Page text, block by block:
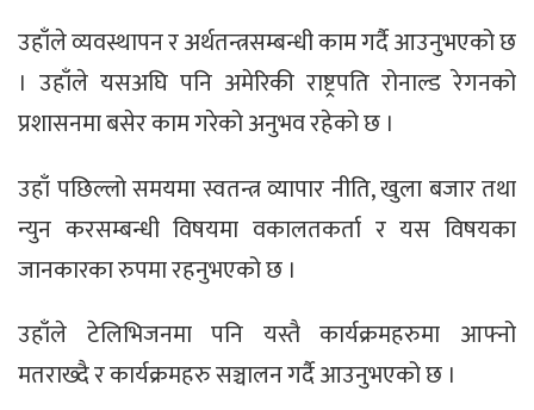
उहाँले व्यवस्थापन र अर्थतन्त्रसम्बन्धी काम गर्दै आउनुभएको छ
। उहाँले यसअघि पनि अमेरिकी राष्ट्रपति रोनाल्ड रेगनको
प्रशासनमा बसेर काम गरेको अनुभव रहेको छ ।
उहाँ पछिल्लो समयमा स्वतन्त्र व्यापार नीति, खुला बजार तथा
न्युन करसम्बन्धी विषयमा वकालतकर्ता र यस विषयका
जानकारका रुपमा रहनुभएको छ ।
उहाँले टेलिभिजनमा पनि यस्तै कार्यक्रमहरुमा आफ्नो
मतराख्दै र कार्यक्रमहरु सञ्चालन गर्दै आउनुभएको छ ।